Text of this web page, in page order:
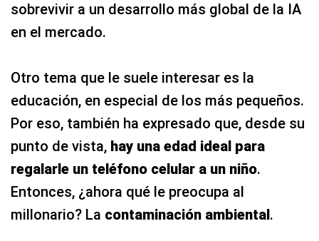
sobrevivir a un desarrollo más global de la IA
en el mercado.
Otro tema que le suele interesar es la
educación, en especial de los más pequeños.
Por eso, también ha expresado que, desde su
punto de vista, hay una edad ideal para
regalarle un teléfono celular a un niño.
Entonces, ¿ahora qué le preocupa al
millonario? La contaminación ambiental.